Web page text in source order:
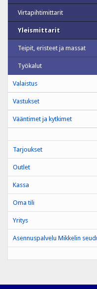
Virtapihtimittarit
Yleismittarit
Teipit, eristeet ja massat
Työkalut
Valaistus
Vastukset
Vääntimet ja kytkimet
Tarjoukset
Outlet
Kassa
Oma tili
Yritys
Asennuspalvelu Mikkelin